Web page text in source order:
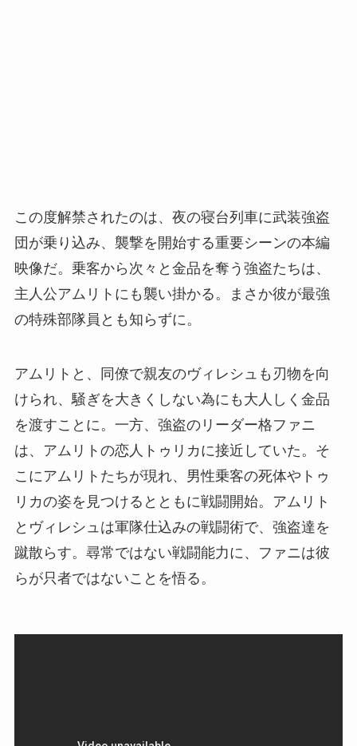
この度解禁されたのは、夜の寝台列車に武装強盗
団が乗り込み、襲撃を開始する重要シーンの本編
映像だ。乗客から次々と金品を奪う強盗たちは、
主人公アムリトにも襲い掛かる。まさか彼が最強
の特殊部隊員とも知らずに。
アムリトと、同僚で親友のヴィレシュも刃物を向
けられ、騒ぎを大きくしない為にも大人しく金品
を渡すことに。一方、強盗のリーダー格ファニ
は、アムリトの恋人トゥリカに接近していた。そ
こにアムリトたちが現れ、男性乗客の死体やトゥ
リカの姿を見つけるとともに戦闘開始。アムリト
とヴィレシュは軍隊仕込みの戦闘術で、強盗達を
蹴散らす。尋常ではない戦闘能力に、ファニは彼
らが只者ではないことを悟る。